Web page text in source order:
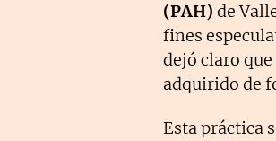
(PAH) de
fines
dejó claro
adquirido de
Esta práctica